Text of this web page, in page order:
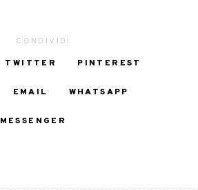
CONDIVIDI
TWITTER PINTEREST
EMAIL WHATSAPP
MESSENGER